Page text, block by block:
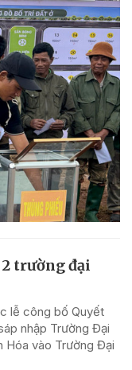
trường đại
lễ công bố Quyết
nhập Trường Đại
Hóa vào Trường Đại